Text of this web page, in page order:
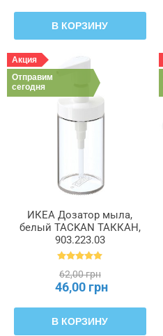
В КОРЗИНУ
Акция
Отправим
сегодня
ИКЕА Дозатор мыла,
белый TACKAN ТАККАН,
903.223.03
62,00 грн
46,00 грн
В КОРЗИНУ